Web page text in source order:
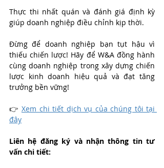
Thực thi nhất quán và đánh giá định kỳ
giúp doanh nghiệp điều chỉnh kịp thời.
Đừng để doanh nghiệp bạn tụt hậu vì
thiếu chiến lược! Hãy để W&A đồng hành
cùng doanh nghiệp trong xây dựng chiến
lược kinh doanh hiệu quả và đạt tăng
trưởng bền vững!
👉 Xem chi tiết dịch vụ của chúng tôi tại
đây
Liên hệ đăng ký và nhận thông tin tư
vấn chi tiết: